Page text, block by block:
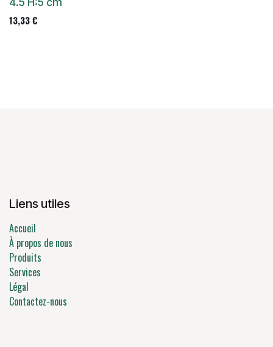
13,33€
Liens utiles
Accueil
À propos de nous
Produits
Services
Légal
Contactez-nous